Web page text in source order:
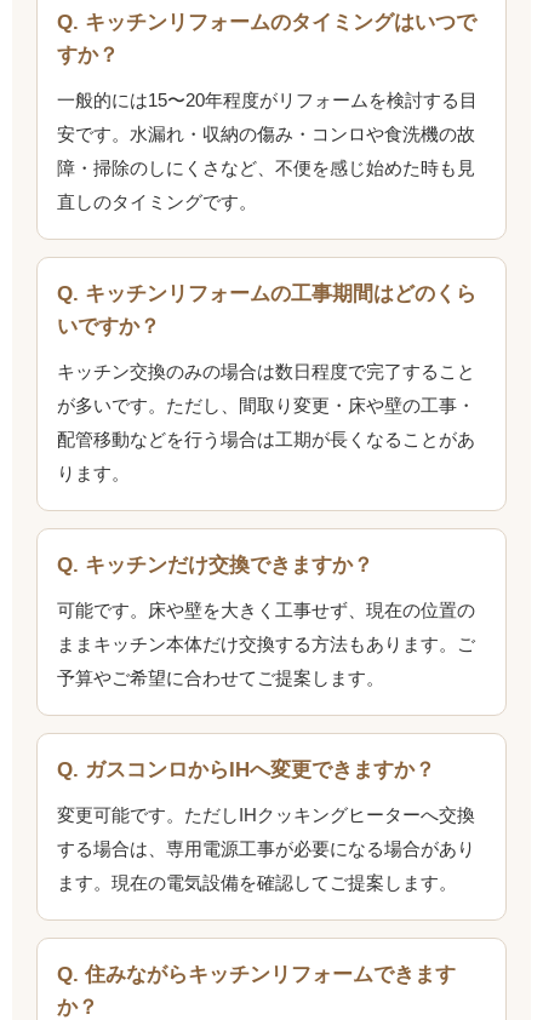
Q. キッチンリフォームのタイミングはいつで
すか？
一般的には15〜20年程度がリフォームを検討する目
安です。水漏れ・収納の傷み・コンロや食洗機の故
障・掃除のしにくさなど、不便を感じ始めた時も見
直しのタイミングです。
Q. キッチンリフォームの工事期間はどのくら
いですか？
キッチン交換のみの場合は数日程度で完了すること
が多いです。ただし、間取り変更・床や壁の工事・
配管移動などを行う場合は工期が長くなることがあ
ります。
Q. キッチンだけ交換できますか？
可能です。床や壁を大きく工事せず、現在の位置の
ままキッチン本体だけ交換する方法もあります。ご
予算やご希望に合わせてご提案します。
Q. ガスコンロからIHへ変更できますか？
変更可能です。ただしIHクッキングヒーターへ交換
する場合は、専用電源工事が必要になる場合があり
ます。現在の電気設備を確認してご提案します。
Q. 住みながらキッチンリフォームできます
か？